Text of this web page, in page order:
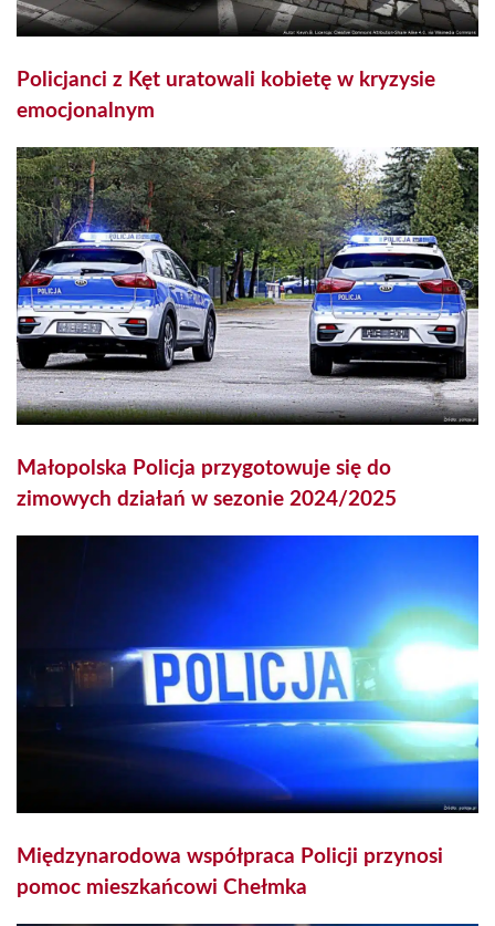
Policjanci z Kęt uratowali kobietę w kryzysie
emocjonalnym
Małopolska Policja przygotowuje się do
zimowych działań w sezonie 2024/2025
Międzynarodowa współpraca Policji przynosi
pomoc mieszkańcowi Chełmka